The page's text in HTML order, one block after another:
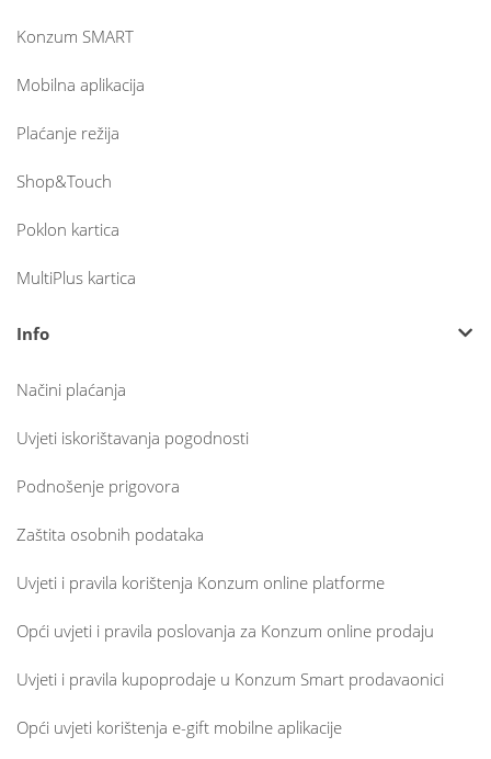
Konzum SMART
Mobilna aplikacija
Plaćanje režija
Shop&Touch
Poklon kartica
MultiPlus kartica
Info
Načini plaćanja
Uvjeti iskorištavanja pogodnosti
Podnošenje prigovora
Zaštita osobnih podataka
Uvjeti i pravila korištenja Konzum online platforme
Opći uvjeti i pravila poslovanja za Konzum online prodaju
Uvjeti i pravila kupoprodaje u Konzum Smart prodavaonici
Opći uvjeti korištenja e-gift mobilne aplikacije